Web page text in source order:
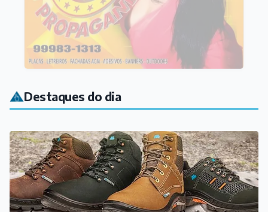
Destaques do dia